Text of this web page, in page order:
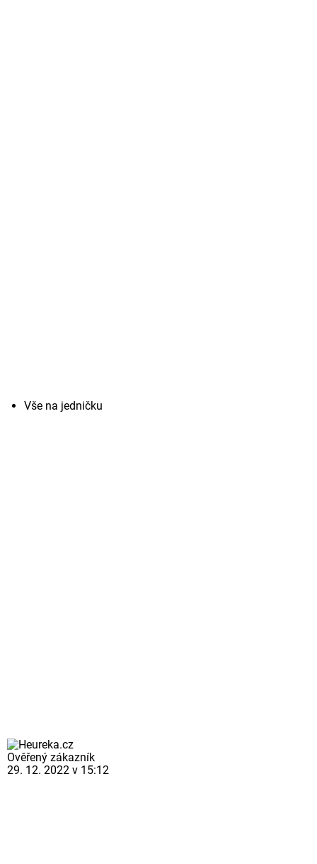
Vše na jedničku
Ověřený zákazník
29. 12. 2022 v 15:12